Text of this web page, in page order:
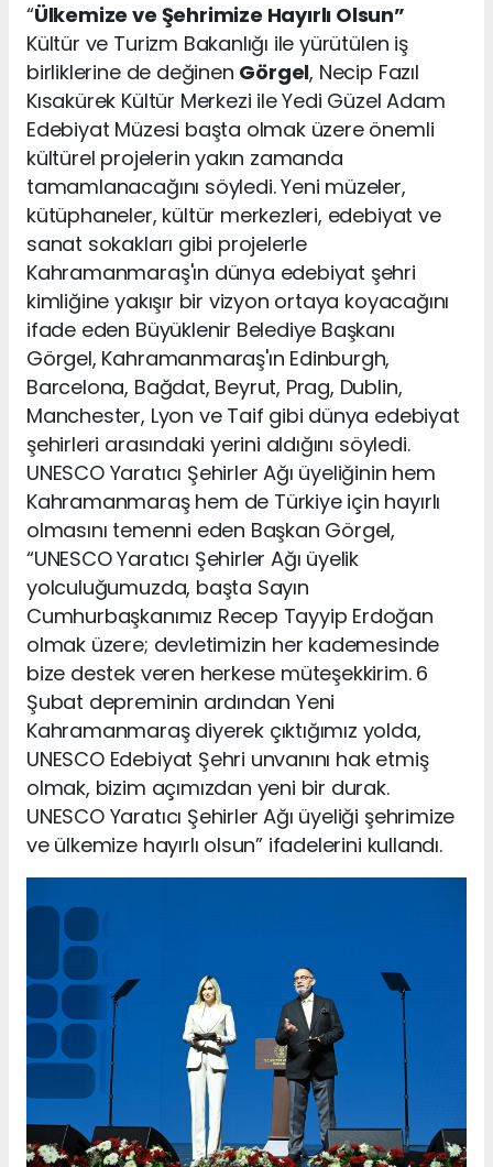
“Ülkemize ve Şehrimize Hayırlı Olsun”
Kültür ve Turizm Bakanlığı ile yürütülen iş
birliklerine de değinen Görgel, Necip Fazıl
Kısakürek Kültür Merkezi ile Yedi Güzel Adam
Edebiyat Müzesi başta olmak üzere önemli
kültürel projelerin yakın zamanda
tamamlanacağını söyledi. Yeni müzeler,
kütüphaneler, kültür merkezleri, edebiyat ve
sanat sokakları gibi projelerle
Kahramanmaraş'ın dünya edebiyat şehri
kimliğine yakışır bir vizyon ortaya koyacağını
ifade eden Büyüklenir Belediye Başkanı
Görgel, Kahramanmaraş'ın Edinburgh,
Barcelona, Bağdat, Beyrut, Prag, Dublin,
Manchester, Lyon ve Taif gibi dünya edebiyat
şehirleri arasındaki yerini aldığını söyledi.
UNESCO Yaratıcı Şehirler Ağı üyeliğinin hem
Kahramanmaraş hem de Türkiye için hayırlı
olmasını temenni eden Başkan Görgel,
“UNESCO Yaratıcı Şehirler Ağı üyelik
yolculuğumuzda, başta Sayın
Cumhurbaşkanımız Recep Tayyip Erdoğan
olmak üzere; devletimizin her kademesinde
bize destek veren herkese müteşekkirim. 6
Şubat depreminin ardından Yeni
Kahramanmaraş diyerek çıktığımız yolda,
UNESCO Edebiyat Şehri unvanını hak etmiş
olmak, bizim açımızdan yeni bir durak.
UNESCO Yaratıcı Şehirler Ağı üyeliği şehrimize
ve ülkemize hayırlı olsun” ifadelerini kullandı.